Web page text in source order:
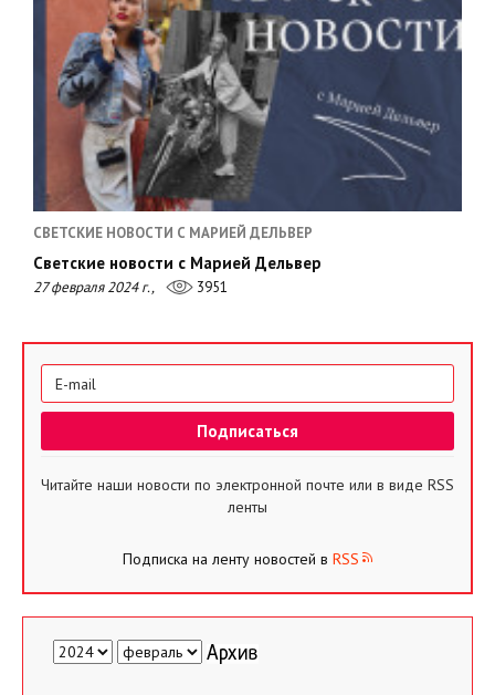
СВЕТСКИЕ НОВОСТИ С МАРИЕЙ ДЕЛЬВЕР
Светские новости с Марией Дельвер
27 февраля 2024 г., 3951
Читайте наши новости по электронной почте или в виде RSS
ленты
Подписка на ленту новостей в RSS